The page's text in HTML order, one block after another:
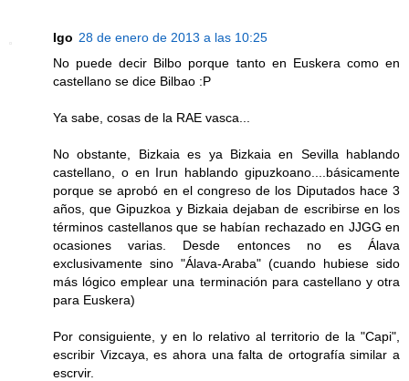
Igo 28 de enero de 2013 a las 10:25
No puede decir Bilbo porque tanto en Euskera como en
castellano se dice Bilbao :P
Ya sabe, cosas de la RAE vasca...
No obstante, Bizkaia es ya Bizkaia en Sevilla hablando
castellano, o en Irun hablando gipuzkoano....básicamente
porque se aprobó en el congreso de los Diputados hace 3
años, que Gipuzkoa y Bizkaia dejaban de escribirse en los
términos castellanos que se habían rechazado en JJGG en
ocasiones varias. Desde entonces no es Álava
exclusivamente sino "Álava-Araba" (cuando hubiese sido
más lógico emplear una terminación para castellano y otra
para Euskera)
Por consiguiente, y en lo relativo al territorio de la "Capi",
escribir Vizcaya, es ahora una falta de ortografía similar a
escrvir.